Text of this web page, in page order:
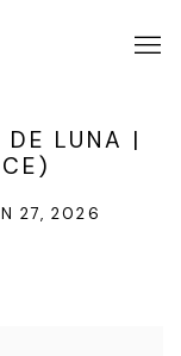
LUNA |
27, 2026